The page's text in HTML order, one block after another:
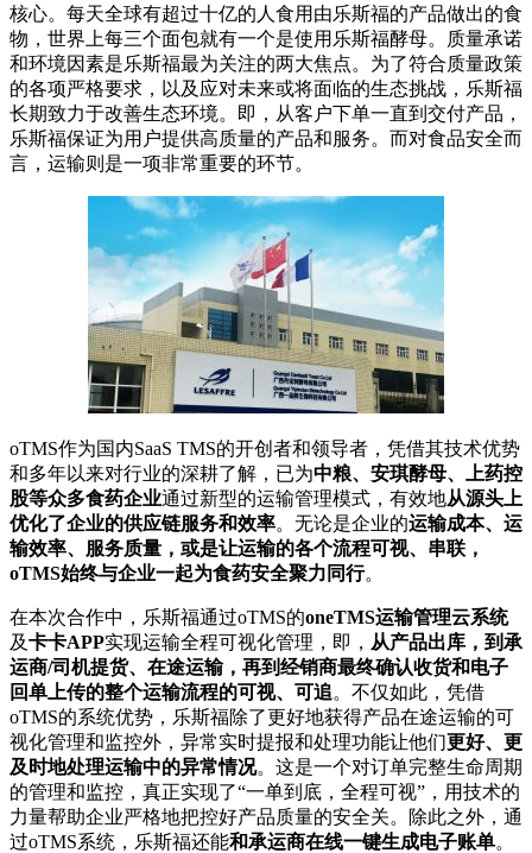
核心。每天全球有超过十亿的人食用由乐斯福的产品做出的食
物，世界上每三个面包就有一个是使用乐斯福酵母。质量承诺
和环境因素是乐斯福最为关注的两大焦点。为了符合质量政策
的各项严格要求，以及应对未来或将面临的生态挑战，乐斯福
长期致力于改善生态环境。即，从客户下单一直到交付产品，
乐斯福保证为用户提供高质量的产品和服务。而对食品安全而
言，运输则是一项非常重要的环节。
oTMS作为国内SaaS TMS的开创者和领导者，凭借其技术优势
和多年以来对行业的深耕了解，已为中粮、安琪酵母、上药控
股等众多食药企业通过新型的运输管理模式，有效地从源头上
优化了企业的供应链服务和效率。无论是企业的运输成本、运
输效率、服务质量，或是让运输的各个流程可视、串联，
oTMS始终与企业一起为食药安全聚力同行。
在本次合作中，乐斯福通过oTMS的oneTMS运输管理云系统
及卡卡APP实现运输全程可视化管理，即， 从产品出库，到承
运商/司机提货、在途运输，再到经销商最终确认收货和电子
回单上传的整个运输流程的可视、可追。不仅如此，凭借
oTMS的系统优势，乐斯福除了更好地获得产品在途运输的可
视化管理和监控外，异常实时提报和处理功能让他们更好、更
及时地处理运输中的异常情况。这是一个对订单完整生命周期
的管理和监控，真正实现了“一单到底，全程可视”，用技术的
力量帮助企业严格地把控好产品质量的安全关。除此之外，通
过oTMS系统，乐斯福还能和承运商在线一键生成电子账单。